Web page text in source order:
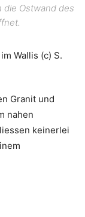
Ostwand des
Granit und
nahen
keinerlei